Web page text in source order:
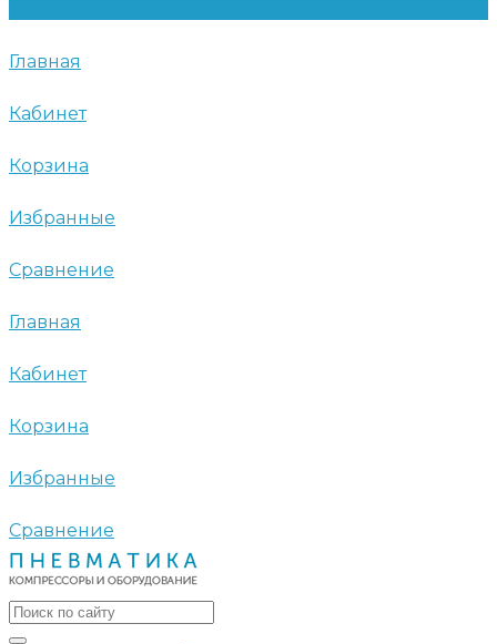
Главная
Кабинет
Корзина
Избранные
Сравнение
Главная
Кабинет
Корзина
Избранные
Сравнение